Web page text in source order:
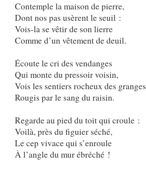
Contemple la maison de pierre,
Dont nos pas usèrent le seuil :
Vois-la se vêtir de son lierre
Comme d’un vêtement de deuil.
Écoute le cri des vendanges
Qui monte du pressoir voisin,
Vois les sentiers rocheux des granges
Rougis par le sang du raisin.
Regarde au pied du toit qui croule :
Voilà, près du figuier séché,
Le cep vivace qui s’enroule
À l’angle du mur ébréché !